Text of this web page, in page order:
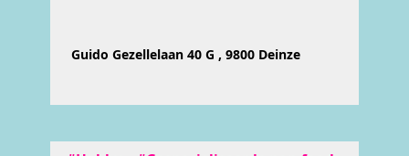
Guido Gezellelaan 40 G , 9800 Deinze